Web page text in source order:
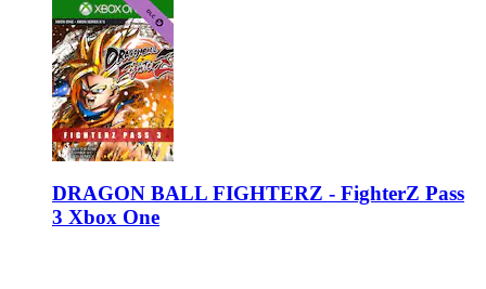
DRAGON BALL FIGHTERZ - FighterZ Pass
3 Xbox One